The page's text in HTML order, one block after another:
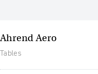
Ahrend Aero
Tables